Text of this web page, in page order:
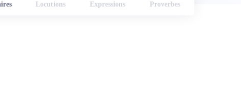
Locutions Expressions Proverbes